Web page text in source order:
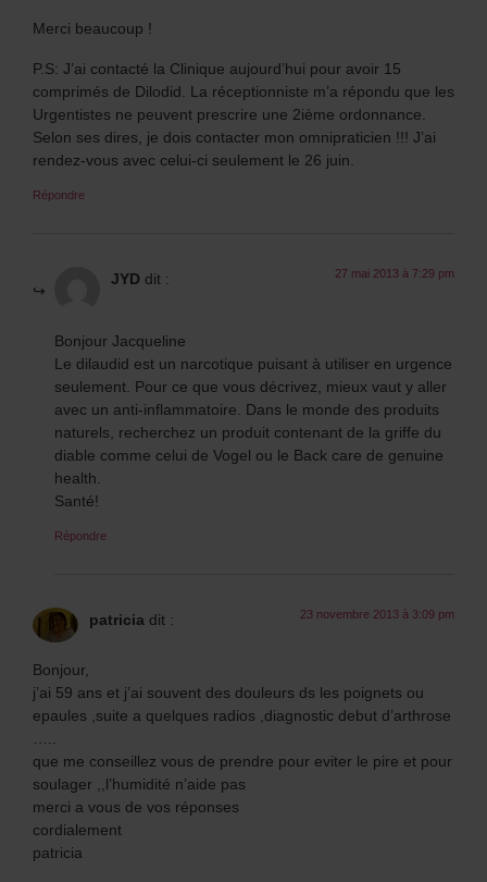
Merci beaucoup !
P.S: J’ai contacté la Clinique aujourd’hui pour avoir 15
comprimés de Dilodid. La réceptionniste m’a répondu que les
Urgentistes ne peuvent prescrire une 2ième ordonnance.
Selon ses dires, je dois contacter mon omnipraticien !!! J’ai
rendez-vous avec celui-ci seulement le 26 juin.
Répondre
JYD dit : 27 mai 2013 à 7:29 pm
Bonjour Jacqueline
Le dilaudid est un narcotique puisant à utiliser en urgence
seulement. Pour ce que vous décrivez, mieux vaut y aller
avec un anti-inflammatoire. Dans le monde des produits
naturels, recherchez un produit contenant de la griffe du
diable comme celui de Vogel ou le Back care de genuine
health.
Santé!
Répondre
patricia dit : 23 novembre 2013 à 3:09 pm
Bonjour,
j’ai 59 ans et j’ai souvent des douleurs ds les poignets ou
epaules ,suite a quelques radios ,diagnostic debut d’arthrose
…..
que me conseillez vous de prendre pour eviter le pire et pour
soulager ,,l’humidité n’aide pas
merci a vous de vos réponses
cordialement
patricia